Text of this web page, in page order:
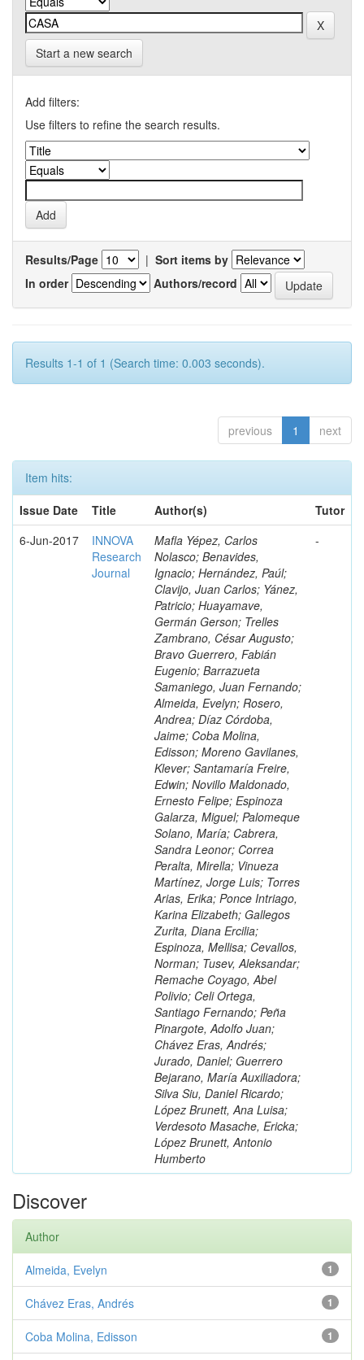
Start a new search
Add filters:
Use filters to refine the search results.
Results/Page | Sort items by
In order
Authors/record
Results 1-1 of 1 (Search time: 0.003 seconds).
previous 1 next
Item hits:
Issue Date
Title Author(s)
Tutor
6-Jun-2017
INNOVA
Research
Journal
Mafla Yépez, Carlos
Nolasco; Benavides,
Ignacio; Hernández, Paúl;
Clavijo, Juan Carlos; Yánez,
Patricio; Huayamave,
Germán Gerson; Trelles
Zambrano, César Augusto;
Bravo Guerrero, Fabián
Eugenio; Barrazueta
Samaniego, Juan Fernando;
Almeida, Evelyn; Rosero,
Andrea; Díaz Córdoba,
Jaime; Coba Molina,
Edisson; Moreno Gavilanes,
Klever; Santamaría Freire,
Edwin; Novillo Maldonado,
Ernesto Felipe; Espinoza
Galarza, Miguel; Palomeque
Solano, María; Cabrera,
Sandra Leonor; Correa
Peralta, Mirella; Vinueza
Martínez, Jorge Luis; Torres
Arias, Erika; Ponce Intriago,
Karina Elizabeth; Gallegos
Zurita, Diana Ercilia;
Espinoza, Mellisa; Cevallos,
Norman; Tusev, Aleksandar;
Remache Coyago, Abel
Polivio; Celi Ortega,
Santiago Fernando; Peña
Pinargote, Adolfo Juan;
Chávez Eras, Andrés;
Jurado, Daniel; Guerrero
Bejarano, María Auxiliadora;
Silva Siu, Daniel Ricardo;
López Brunett, Ana Luisa;
Verdesoto Masache, Ericka;
López Brunett, Antonio
Humberto
-
Discover
Author
1
Almeida, Evelyn
1
Chávez Eras, Andrés
1
Coba Molina, Edisson